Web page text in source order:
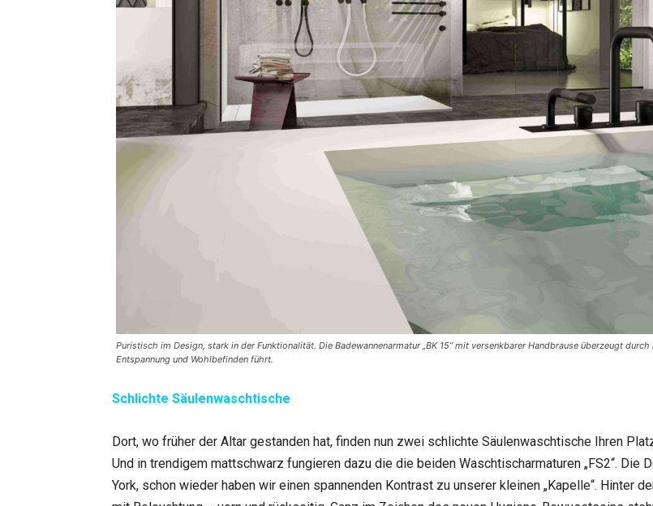
Puristisch im Design, stark in der Funktionalität. Die Badewannenarmatur „BK 15“ mit versenkbarer Handbrause überzeugt
Entspannung und Wohlbefinden führt.
Schlichte Säulenwaschtische
Dort, wo früher der Altar gestanden hat, finden nun zwei schlichte Säulenwaschtische Ihren
Und in trendigem mattschwarz fungieren dazu die die beiden Waschtischarmaturen „FS2“.
York, schon wieder haben wir einen spannenden Kontrast zu unserer kleinen „Kapelle“. Hinter